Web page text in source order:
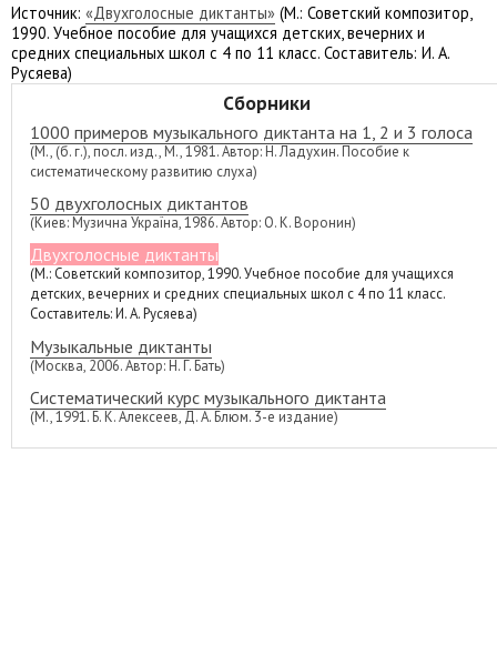
Источник: «Двухголосные диктанты» (М.: Советский композитор,
1990. Учебное пособие для учащихся детских, вечерних и
средних специальных школ с 4 по 11 класс. Составитель: И. А.
Русяева)
Сборники
1000 примеров музыкального диктанта на 1, 2 и 3 голоса
(М., (б. г.), посл. изд., М., 1981. Автор: Н. Ладухин. Пособие к
систематическому развитию слуха)
50 двухголосных диктантов
(Киев: Музична Україна, 1986. Автор: О. К. Воронин)
Двухголосные диктанты
(М.: Советский композитор, 1990. Учебное пособие для учащихся
детских, вечерних и средних специальных школ с 4 по 11 класс.
Составитель: И. А. Русяева)
Музыкальные диктанты
(Москва, 2006. Автор: Н. Г. Бать)
Систематический курс музыкального диктанта
(М., 1991. Б. К. Алексеев, Д. А. Блюм. 3-е издание)